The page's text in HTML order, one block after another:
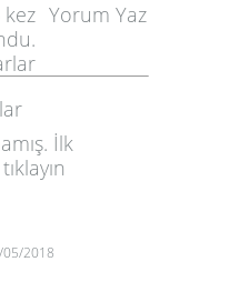
Yorum Yaz
kez
İlk
tıklayın
2018